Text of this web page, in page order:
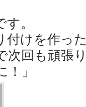
。
付けを作っ
次回も頑張
」